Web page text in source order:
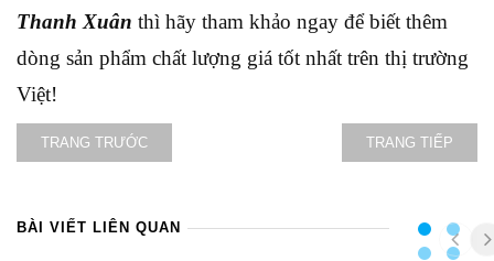
Thanh Xuân thì hãy tham khảo ngay để biết thêm
dòng sản phẩm chất lượng giá tốt nhất trên thị trường
Việt!
TRANG TRƯỚC TRANG TIẾP
BÀI VIẾT LIÊN QUAN